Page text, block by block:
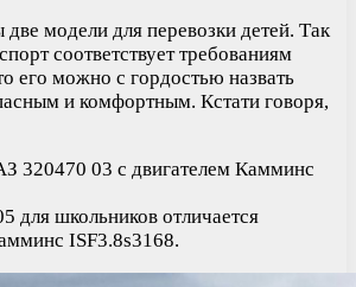
модели для перевозки детей. Так
соответствует требованиям
его можно с гордостью назвать
и комфортным. Кстати говоря,
320470 03 с двигателем Камминс
для школьников отличается
ISF3.8s3168.